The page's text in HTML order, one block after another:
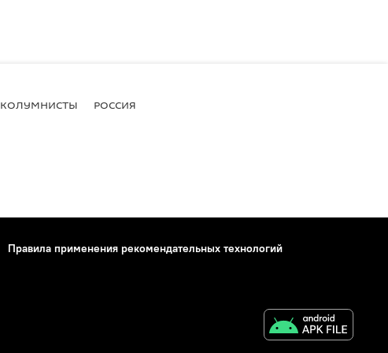
КОЛУМНИСТЫ РОССИЯ
Правила применения рекомендательных технологий